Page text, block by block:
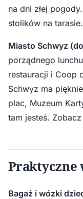
na dni złej
stolików na tarasie.
Miasto Schwyz
porządnego
restauracji i Coop
Schwyz ma
plac, Muzeum
tam jesteś. Zobacz
Praktyczne
Bagaż i wózki